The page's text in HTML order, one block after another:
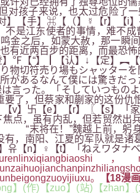
对孩子来说，也太过危险
【手】⌘【（】☿【r】【i
是江东使者的事情，难不
后，如蒙大赦，那一瞬
有近两百步的距离，而最恐
℉【“】┃【认】↓【定】︻
物切符売り場もシャッター
があるなんて僕には驚きだ
言った。「そしていつも
，但蔡家和蒯家的这份仇
v】卐【e】【r】〖【s】
，虽有内乱，但若贸然出
“末将在！”魏越上前，躬
南阳、江夏的军队就是诸
【n】♀【t】「ねえワタナ
，
。
【18漫
)【zuo】(站)【zhan】(